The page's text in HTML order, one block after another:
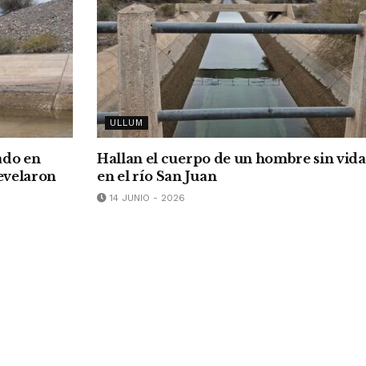
en
ULLUM
Hallan el cuerpo de un hombre sin vida
en el río San Juan
14 JUNIO - 2026